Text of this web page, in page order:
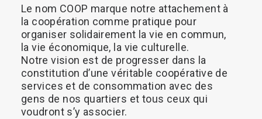
Recherche
Le nom COOP marque notre attachement à
la coopération comme pratique pour
organiser solidairement la vie en commun,
la vie économique, la vie culturelle.
Notre vision est de progresser dans la
constitution d’une véritable coopérative de
services et de consommation avec des
gens de nos quartiers et tous ceux qui
voudront s’y associer.